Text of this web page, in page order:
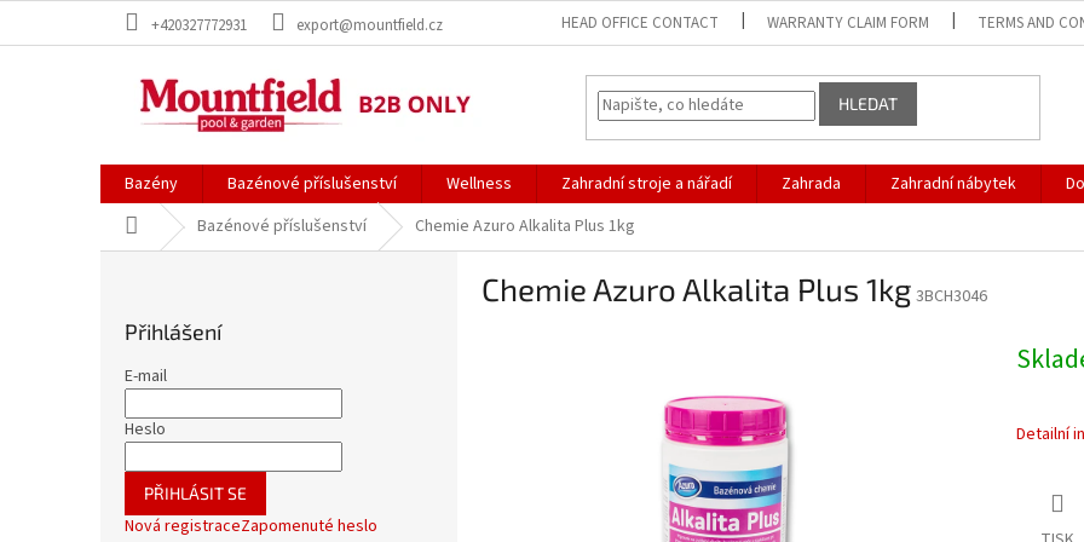
+420327772931 export@mountfield.cz HEAD OFFICE CONTACT WARRANTY CLAIM FORM TERMS AND
HLEDAT
Bazény Bazénové příslušenství Wellness Zahradní stroje a nářadí Zahrada Zahradní nábytek
Domů Bazénové příslušenství Chemie Azuro Alkalita Plus 1kg
Přihlášení
E-mail
Heslo
PŘIHLÁSIT SE
Nová registraceZapomenuté heslo
Chemie Azuro Alkalita Plus 1kg 3BCH3046
Detailní